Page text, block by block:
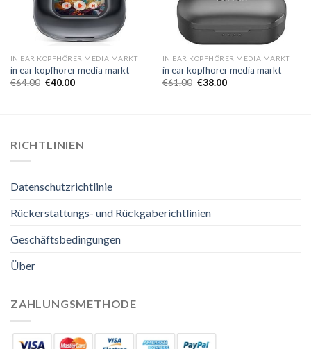
IN EAR KOPFHÖRER MEDIA MARKT
in ear kopfhörer media markt
€64.00 €40.00
IN EAR KOPFHÖRER MEDIA MARKT
in ear kopfhörer media markt
€61.00 €38.00
RICHTLINIEN
Datenschutzrichtlinie
Rückerstattungs- und Rückgaberichtlinien
Geschäftsbedingungen
Über
ZAHLUNGSMETHODE